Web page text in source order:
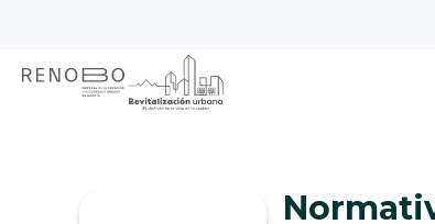
contenido
Sitio Web Empresa